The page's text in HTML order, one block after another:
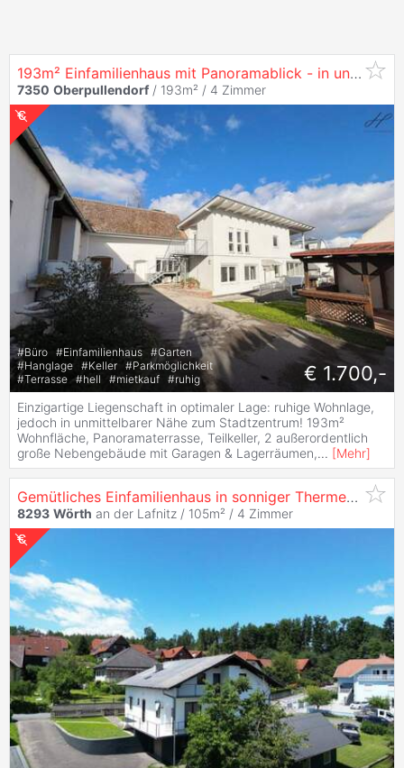
193m² Einfamilienhaus mit Panoramablick - in unmittelbarer Zentrumnähe von
7350 Oberpullendorf / 193m² / 4 Zimmer
#Büro #Einfamilienhaus #Garten
#Hanglage #Keller #Parkmöglichkeit
#Terrasse #hell #mietkauf #ruhig € 1.700,-
Einzigartige Liegenschaft in optimaler Lage: ruhige Wohnlage,
jedoch in unmittelbarer Nähe zum Stadtzentrum! 193m²
Wohnfläche, Panoramaterrasse, Teilkeller, 2 außerordentlich
große Nebengebäude mit Garagen & Lagerräumen,... [Mehr]
Gemütliches Einfamilienhaus in sonniger Thermenregion und Ruhelage mit traumhaftem Ausblick und großem Gartenhaus
8293 Wörth an der Lafnitz / 105m² / 4 Zimmer